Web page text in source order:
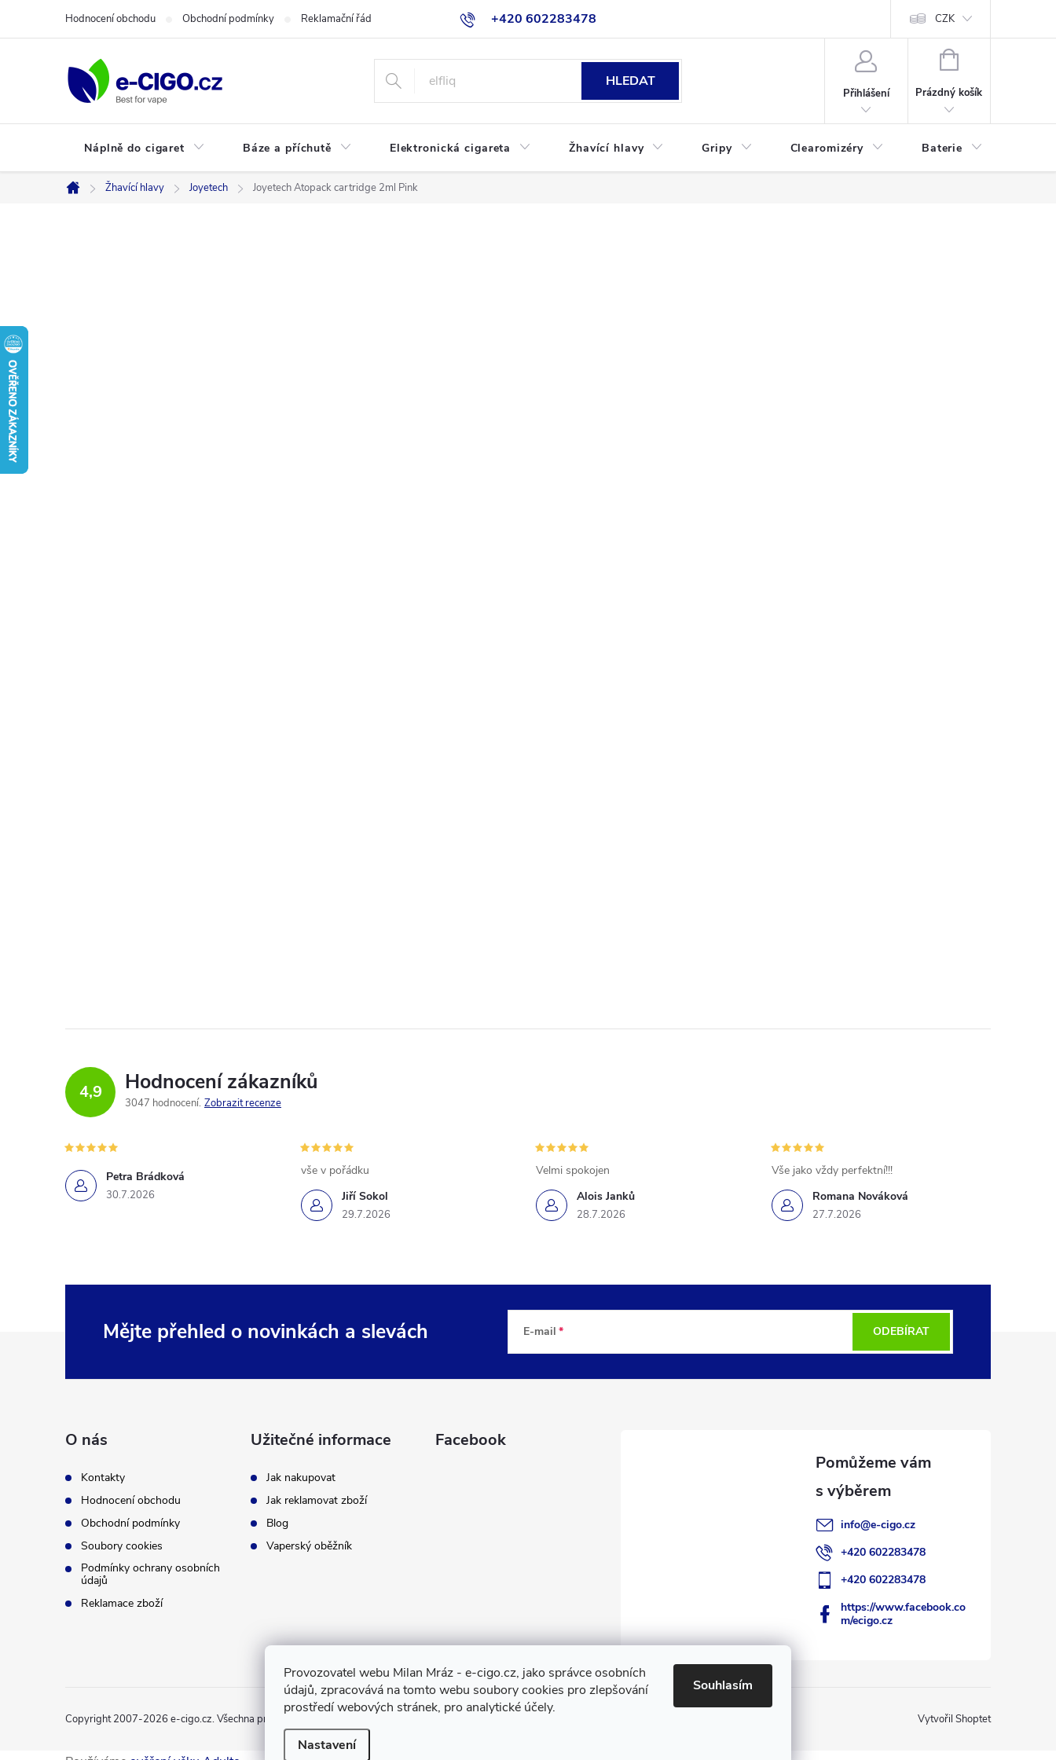
Provozovatel webu Milan Mráz - e-cigo.cz, jako správce osobních
údajů, zpracovává na tomto webu soubory cookies pro zlepšování
prostředí webových stránek, pro analytické účely.
Nastavení
Souhlasím
+420 602283478
Hodnocení obchodu Obchodní podmínky Reklamační řád Jak nakupovat CZK
HLEDAT
Přihlášení
NÁKUPNÍ
Prázdný košík
Náplně do cigaret Báze a příchutě Elektronická cigareta Žhavící hlavy Gripy Clearomizéry Baterie
Domů
Žhavící hlavy Joyetech Joyetech Atopack cartridge 2ml Pink
4,9 Hodnocení zákazníků
3047 hodnocení Zobrazit recenze
Petra Brádková
30.7.2026 Jiří Sokol
29.7.2026
vše v pořádku
Alois Janků
28.7.2026
Velmi spokojen
Romana Nováková
27.7.2026
Vše jako vždy perfektní!!!
Mějte přehled o novinkách a slevách E-mail ODEBÍRAT
O nás
Kontakty
Hodnocení obchodu
Obchodní podmínky
Soubory cookies
Podmínky ochrany osobních
údajů
Reklamace zboží
Užitečné informace
Jak nakupovat
Jak reklamovat zboží
Blog
Vaperský oběžník
Facebook
info@e-cigo.cz
+420 602283478
+420 602283478
https://www.facebook.co
m/ecigo.cz
Vytvořil Shoptet
Copyright 2007-2026 e-cigo.cz. Všechna práva vyhrazena.